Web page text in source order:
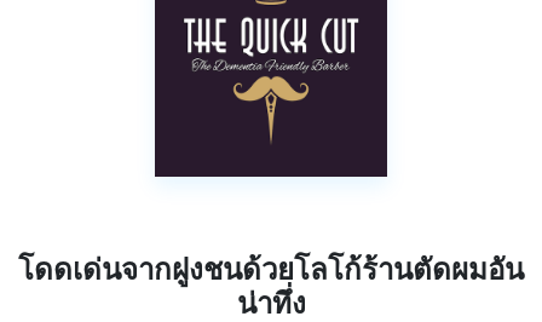
โดดเด่นจากฝูงชนด้วยโลโก้ร้านตัดผมอัน
น่าทึ่ง